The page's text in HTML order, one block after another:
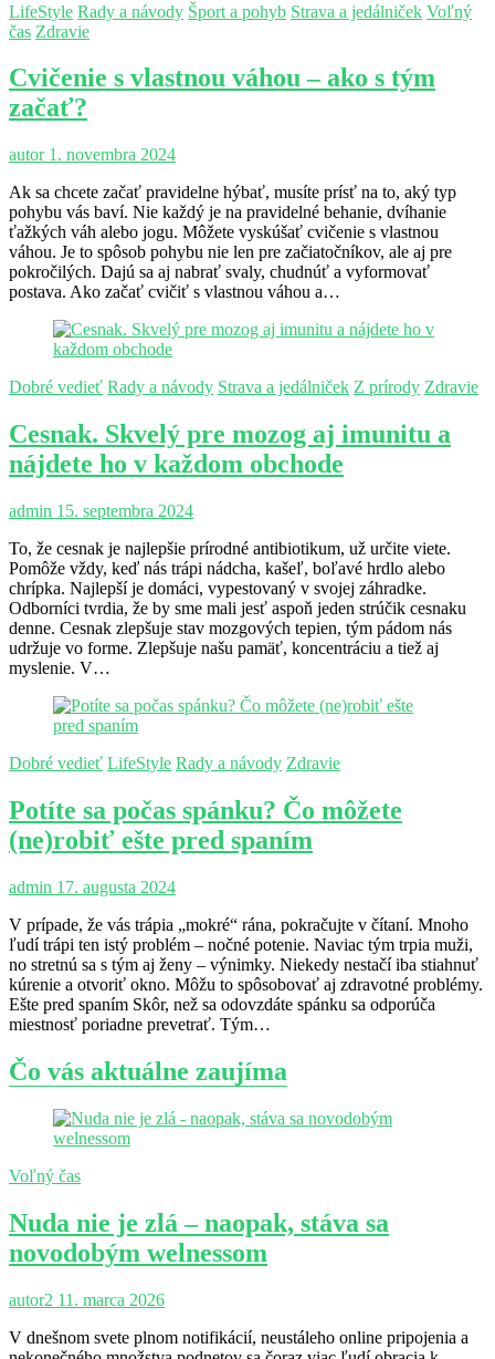
LifeStyle Rady a návody Šport a pohyb Strava a jedálniček Voľný
čas Zdravie
Cvičenie s vlastnou váhou – ako s tým
začať?
autor1. novembra 2024
Ak sa chcete začať pravidelne hýbať, musíte prísť na to, aký typ
pohybu vás baví. Nie každý je na pravidelné behanie, dvíhanie
ťažkých váh alebo jogu. Môžete vyskúšať cvičenie s vlastnou
váhou. Je to spôsob pohybu nie len pre začiatočníkov, ale aj pre
pokročilých. Dajú sa aj nabrať svaly, chudnúť a vyformovať
postava. Ako začať cvičiť s vlastnou váhou a…
Dobré vedieť Rady a návody Strava a jedálniček Z prírody Zdravie
Cesnak. Skvelý pre mozog aj imunitu a
nájdete ho v každom obchode
admin 15. septembra 2024
To, že cesnak je najlepšie prírodné antibiotikum, už určite viete.
Pomôže vždy, keď nás trápi nádcha, kašeľ, boľavé hrdlo alebo
chrípka. Najlepší je domáci, vypestovaný v svojej záhradke.
Odborníci tvrdia, že by sme mali jesť aspoň jeden strúčik cesnaku
denne. Cesnak zlepšuje stav mozgových tepien, tým pádom nás
udržuje vo forme. Zlepšuje našu pamäť, koncentráciu a tiež aj
myslenie. V…
Dobré vedieť LifeStyle Rady a návody Zdravie
Potíte sa počas spánku? Čo môžete
(ne)robiť ešte pred spaním
admin 17. augusta 2024
V prípade, že vás trápia „mokré“ rána, pokračujte v čítaní. Mnoho
ľudí trápi ten istý problém – nočné potenie. Naviac tým trpia muži,
no stretnú sa s tým aj ženy – výnimky. Niekedy nestačí iba stiahnuť
kúrenie a otvoriť okno. Môžu to spôsobovať aj zdravotné problémy.
Ešte pred spaním Skôr, než sa odovzdáte spánku sa odporúča
miestnosť poriadne prevetrať. Tým…
Čo vás aktuálne zaujíma
Voľný čas
Nuda nie je zlá – naopak, stáva sa
novodobým welnessom
autor2 11. marca 2026
V dnešnom svete plnom notifikácií, neustáleho online pripojenia a